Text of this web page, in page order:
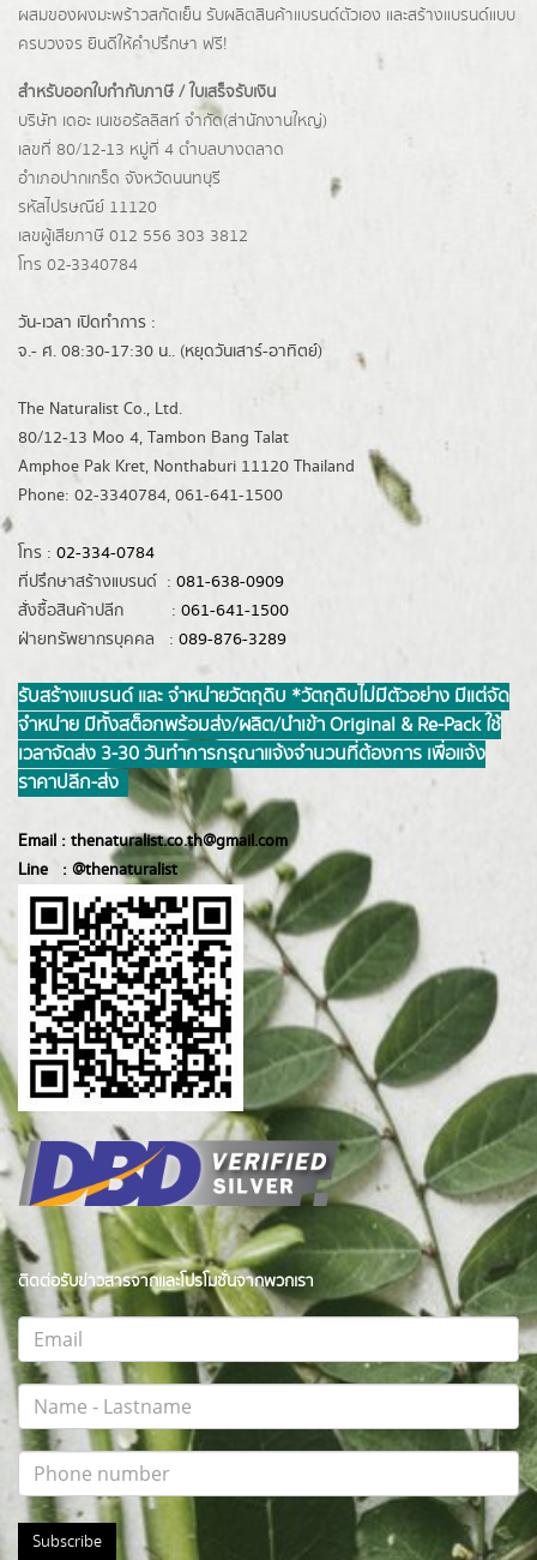
ผสมของผงมะพร้าวสกัดเย็น รับผลิตสินค้าแบรนด์ตัวเอง และสร้างแบรนด์แบบ
ครบวงจร ยินดีให้คำปรึกษา ฟรี!
สำหรับออกใบกำกับภาษี / ใบเสร็จรับเงิน
บริษัท เดอะ เนเชอรัลลิสท์ จำกัด(ส่านักงานใหญ่)
เลขที่ 80/12-13 หมู่ที่ 4 ตำบลบางตลาด
อำเภอปากเกร็ด จังหวัดนนทบุรี
รหัสไปรษณีย์ 11120
เลขผู้เสียภาษี 012 556 303 3812
โทร 02-3340784
วัน-เวลา เปิดทำการ :
จ.- ศ. 08:30-17:30 น.. (หยุดวันเสาร์-อาทิตย์)
The Naturalist Co., Ltd.
80/12-13 Moo 4, Tambon Bang Talat
Amphoe Pak Kret, Nonthaburi 11120 Thailand
Phone: 02-3340784, 061-641-1500
โทร : 02-334-0784
ที่ปรึกษาสร้างแบรนด์ : 081-638-0909
สั่งซื้อสินค้าปลีก : 061-641-1500
ฝ่ายทรัพยากรบุคคล : 089-876-3289
รับสร้างแบรนด์ และ จำหน่ายวัตถุดิบ *วัตถุดิบไม่มีตัวอย่าง มีแต่จัด
จำหน่าย มีทั้งสต็อกพร้อมส่ง/ผลิต/นำเข้า Original & Re-Pack ใช้
เวลาจัดส่ง 3-30 วันทำการ กรุณาแจ้งจำนวนที่ต้องการ เพื่อแจ้ง
ราคาปลีก-ส่ง
Email : thenaturalist.co.th@gmail.com
Line : @thenaturalist
ติดต่อรับข่าวสารจากและโปรโมชั่นจากพวกเรา
Subscribe